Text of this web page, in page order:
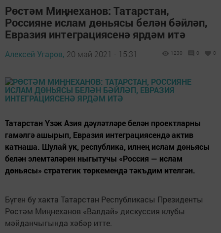
Рөстәм Миңнеханов: Татарстан,
Россияне ислам дөньясы белән бәйләп,
Евразия интеграциясенә ярдәм итә
Алексей Угаров, 20 май 2021 - 15:31 1230 0 0
Татарстан Үзәк Азия дәүләтләре белән проектларны
гамәлгә ашырып, Евразия интеграциясендә актив
катнаша. Шулай ук, республика, илнең ислам дөньясы
белән элемтәләрен ныгытучы «Россия — ислам
дөньясы» стратегик төркемендә тәкъдим ителгән.
Бүген бу хакта Татарстан Республикасы Президенты
Рөстәм Миңнеханов «Валдай» дискуссия клубы
мәйданчыгында хәбәр итте.